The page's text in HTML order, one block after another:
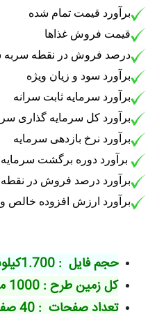
برآورد قیمت تمام شده
قیمت فروش غذاها
درصد فروش در نقطه سربه
برآورد سود و زیان ویژه
برآورد سرمایه ثابت سرانه
برآورد کل سرمایه گذاری
برآورد نرخ بازدهی سرمایه
برآورد دوره برگشت سرمایه
برآورد درصد فروش در
برآورد ارزش افزوده خالص
حجم فایل : 1.700کیلوبایت
کل زمین طرح : 1000 متر مربع
تعداد صفحات : 40 صفحه